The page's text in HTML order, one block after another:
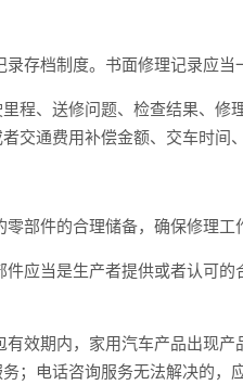
存档制度。书面修理记录应当
程、送修问题、检查结果、
交通费用补偿金额、交车时间
部件的合理储备，确保修理工
应当是生产者提供或者认可
效期内，家用汽车产品出现
；电话咨询服务无法解决的，